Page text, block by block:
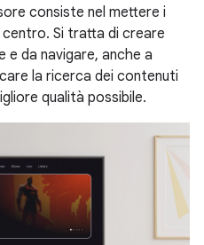
consiste nel mettere i
Si tratta di creare
da navigare, anche a
la ricerca dei contenuti
qualità possibile.